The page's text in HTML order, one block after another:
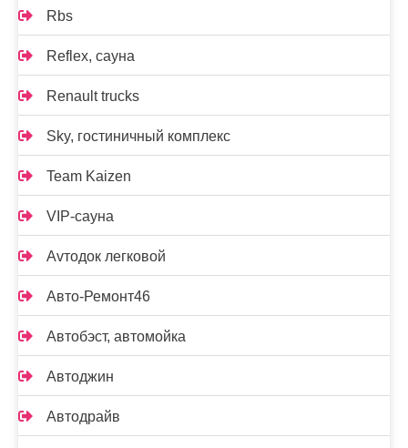
Rbs
Reflex, сауна
Renault trucks
Sky, гостиничный комплекс
Team Kaizen
VIP-сауна
Аvтодок легковой
Авто-Ремонт46
Автобэст, автомойка
Автоджин
Автодрайв